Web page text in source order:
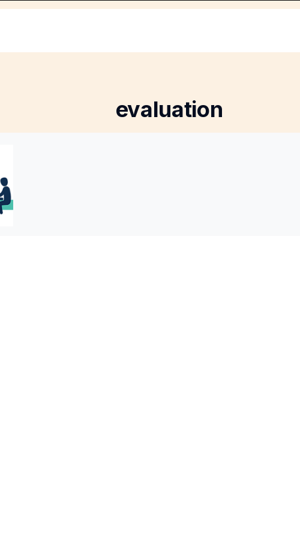
evaluation